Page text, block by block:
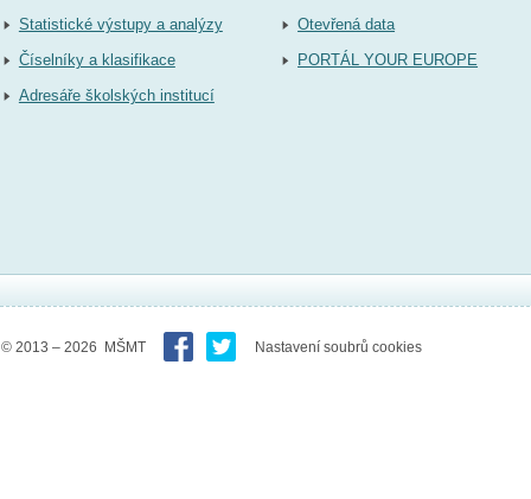
Statistické výstupy a analýzy
Číselníky a klasifikace
Adresáře školských institucí
Otevřená data
PORTÁL YOUR EUROPE
© 2013 – 2026 MŠMT Nastavení soubrů cookies